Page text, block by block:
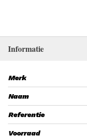
Informatie
Merk
Naam
Referentie
Voorraad